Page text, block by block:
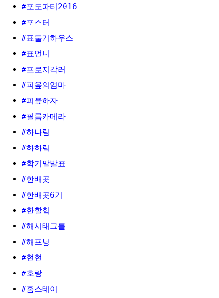
#포도파티2016
#포스터
#표둘기하우스
#표언니
#프로지각러
#피읖의엄마
#피읖하자
#필름카메라
#하나림
#하하림
#학기말발표
#한배곳
#한배곳6기
#한할힘
#해시태그를
#해프닝
#현현
#호랑
#홈스테이